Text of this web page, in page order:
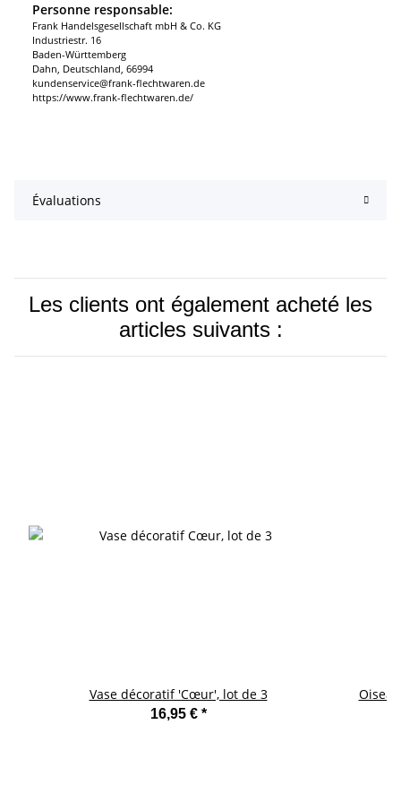
Personne responsable:
Frank Handelsgesellschaft mbH & Co. KG
Industriestr. 16
Baden-Württemberg
Dahn, Deutschland, 66994
kundenservice@frank-flechtwaren.de
https://www.frank-flechtwaren.de/
Évaluations
Les clients ont également acheté les
articles suivants :
Vase décoratif 'Cœur', lot de 3
16,95 € *